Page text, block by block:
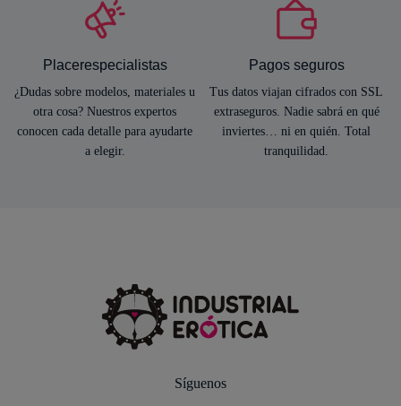
Placerespecialistas
¿Dudas sobre modelos, materiales u
otra cosa? Nuestros expertos
conocen cada detalle para ayudarte
a elegir.
Pagos seguros
Tus datos viajan cifrados con SSL
extraseguros. Nadie sabrá en qué
inviertes… ni en quién. Total
tranquilidad.
Síguenos